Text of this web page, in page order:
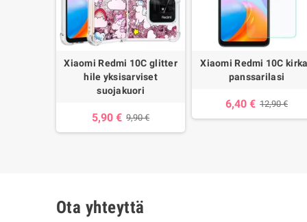
Xiaomi Redmi 10C glitter
hile yksisarviset
suojakuori
5,90 € 9,90 €
Xiaomi Redmi 10C
panssarilasi
6,40 € 12,90 €
Ota yhteyttä